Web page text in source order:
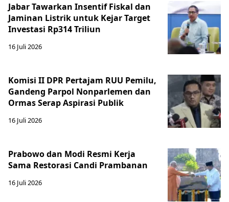
Jabar Tawarkan Insentif Fiskal dan
Jaminan Listrik untuk Kejar Target
Investasi Rp314 Triliun
16 Juli 2026
Komisi II DPR Pertajam RUU Pemilu,
Gandeng Parpol Nonparlemen dan
Ormas Serap Aspirasi Publik
16 Juli 2026
Prabowo dan Modi Resmi Kerja
Sama Restorasi Candi Prambanan
16 Juli 2026